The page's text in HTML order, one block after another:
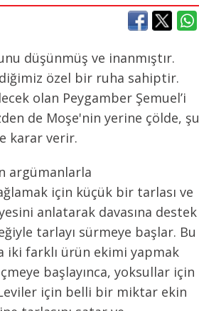
düşünmüş ve inanmıştır.
özel bir ruha sahiptir.
olan Peygamber Şemuel’i
de Moşe'nin yerine çölde, şu
karar verir.
argümanlarla
için küçük bir tarlası ve
anlatarak davasına destek
tarlayı sürmeye başlar. Bu
iki farklı ürün ekimi yapmak
başlayınca, yoksullar için
için belli bir miktar ekin